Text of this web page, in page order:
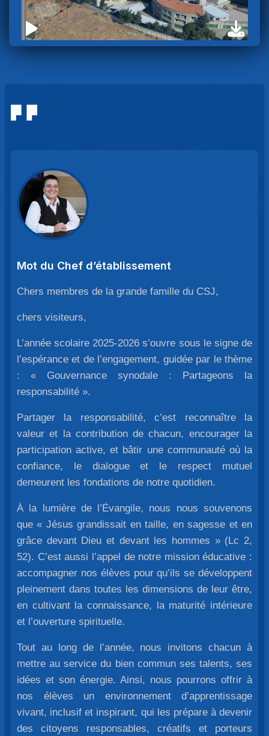
Mot du Chef d’établissement
Chers membres de la grande famille du CSJ,
chers visiteurs,
L’année scolaire 2025-2026 s’ouvre sous le signe de
l’espérance et de l’engagement, guidée par le thème
: « Gouvernance synodale : Partageons la
responsabilité ».
Partager la responsabilité, c’est reconnaître la
valeur et la contribution de chacun, encourager la
participation active, et bâtir une communauté où la
confiance, le dialogue et le respect mutuel
demeurent les fondations de notre quotidien.
À la lumière de l’Évangile, nous nous souvenons
que « Jésus grandissait en taille, en sagesse et en
grâce devant Dieu et devant les hommes » (Lc 2,
52). C’est aussi l’appel de notre mission éducative :
accompagner nos élèves pour qu’ils se développent
pleinement dans toutes les dimensions de leur être,
en cultivant la connaissance, la maturité intérieure
et l’ouverture spirituelle.
Tout au long de l’année, nous invitons chacun à
mettre au service du bien commun ses talents, ses
idées et son énergie. Ainsi, nous pourrons offrir à
nos élèves un environnement d’apprentissage
vivant, inclusif et inspirant, qui les prépare à devenir
des citoyens responsables, créatifs et porteurs